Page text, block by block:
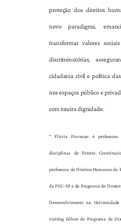
proteção dos direitos
novo paradigma,
transformar valores
discriminatórias,
cidadania civil e política
nos espaços público e
com inteira dignidade.
* Flávia Piovesan é professora
disciplinas de Direito
professora de Direitos Humanos do
da PUC-SP e do Programa de
Desenvolvimento na
visiting fellow do Programa de